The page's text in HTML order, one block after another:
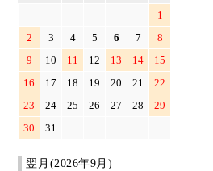
1
2
3 4 5 6 7
8
9
10 11 12 13 14
15
16
17 18 19 20 21
22
23
24 25 26 27 28
29
30
31
翌月(2026年9月)